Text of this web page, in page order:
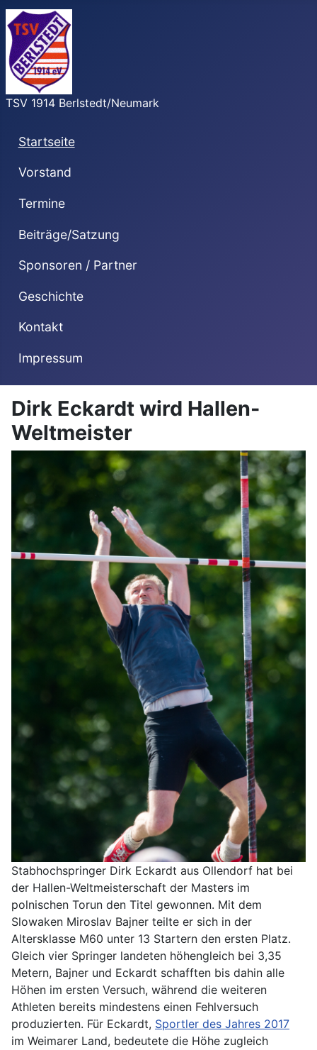
TSV 1914 Berlstedt/Neumark
Startseite
Vorstand
Termine
Beiträge/Satzung
Sponsoren / Partner
Geschichte
Kontakt
Impressum
Dirk Eckardt wird Hallen-
Weltmeister
Stabhochspringer Dirk Eckardt aus Ollendorf hat bei
der Hallen-Weltmeisterschaft der Masters im
polnischen Torun den Titel gewonnen. Mit dem
Slowaken Miroslav Bajner teilte er sich in der
Altersklasse M60 unter 13 Startern den ersten Platz.
Gleich vier Springer landeten höhengleich bei 3,35
Metern, Bajner und Eckardt schafften bis dahin alle
Höhen im ersten Versuch, während die weiteren
Athleten bereits mindestens einen Fehlversuch
produzierten. Für Eckardt, Sportler des Jahres 2017
im Weimarer Land, bedeutete die Höhe zugleich